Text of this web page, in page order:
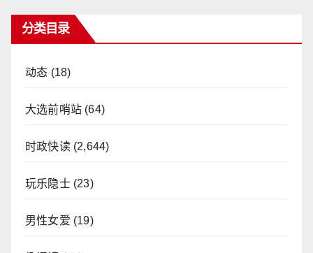
分类目录
动态 (18)
大选前哨站 (64)
时政快读(2,644)
玩乐隐士(23)
男性女爱 (19)